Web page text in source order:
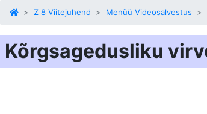
Z 8 Viitejuhend Menüü Videosalvestus
Kõrgsagedusliku